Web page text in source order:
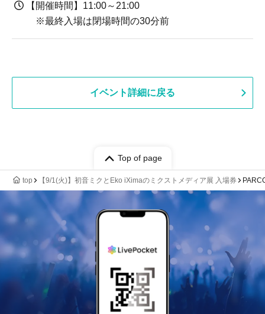
【開催時間】11:00～21:00
※最終入場は閉場時間の30分前
イベント詳細に戻る
Top of page
top 【9/1(火)】初音ミクとEko iXimaのミクストメディア展 入場券